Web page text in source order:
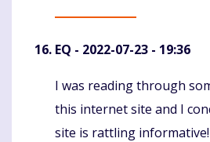
EQ - 2022-07-23 - 19:36
Komentaras
Ι was reading through
this internet site and I
site is rattling